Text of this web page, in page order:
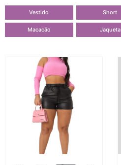
Vestido Short
Macacão Jaqueta